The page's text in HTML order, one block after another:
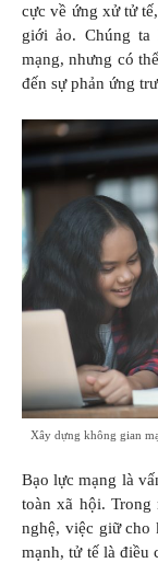
cực về ứng xử tử
giới ảo. Chúng ta
mạng, nhưng có
đến sự phản ứng
Xây dựng không gian
Bạo lực mạng là
toàn xã hội. Trong
nghệ, việc giữ cho
mạnh, tử tế là điều